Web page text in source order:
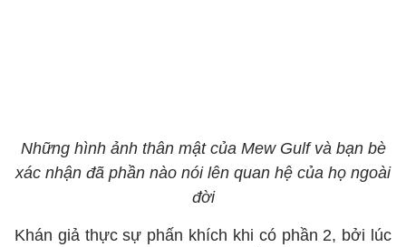
Những hình ảnh thân mật của Mew Gulf và bạn bè
xác nhận đã phần nào nói lên quan hệ của họ ngoài
đời
Khán giả thực sự phấn khích khi có phần 2, bởi lúc